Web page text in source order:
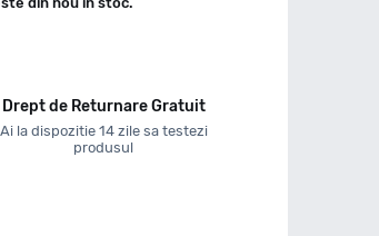
Drept de Returnare Gratuit
Ai la dispozitie 14 zile sa testezi
produsul